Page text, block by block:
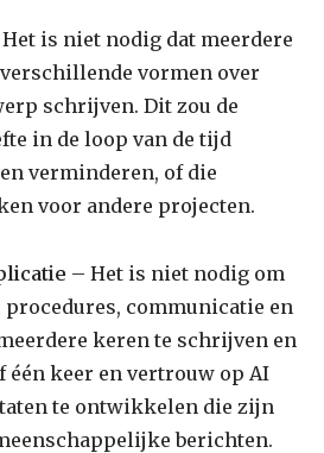
is niet nodig dat meerdere
vormen over
schrijven. Dit zou de
in de loop van de tijd
verminderen, of die
voor andere projecten.
– Het is niet nodig om
communicatie en
keren te schrijven en
één keer en vertrouw op AI
te ontwikkelen die zijn
berichten.